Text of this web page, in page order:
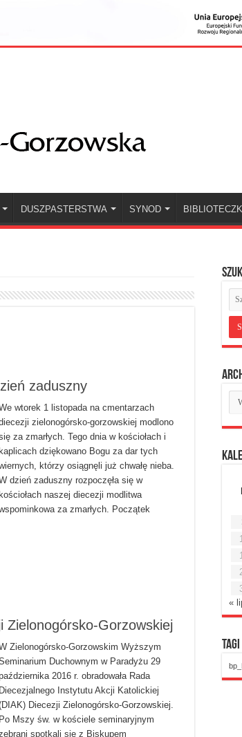
DUSZPASTERSTWA SYNOD
zaduszny
wtorek 1 listopada na cmentarzach
zielonogórsko-gorzowskiej modlono
za zmarłych. Tego dnia w kościołach i
kaplicach dziękowano Bogu za dar tych
którzy osiągnęli już chwałę nieba.
dzień zaduszny rozpoczęła się w
kościołach naszej diecezji modlitwa
za zmarłych. Początek
Zielonogórsko-Gorzowskiej
Zielonogórsko-Gorzowskim Wyższym
Duchownym w Paradyżu 29
2016 r. obradowała Rada
Diecezjalnego Instytutu Akcji Katolickiej
Diecezji Zielonogórsko-Gorzowskiej.
Po Mszy św. w kościele seminaryjnym
spotkali się z Biskupem
«
Tagi